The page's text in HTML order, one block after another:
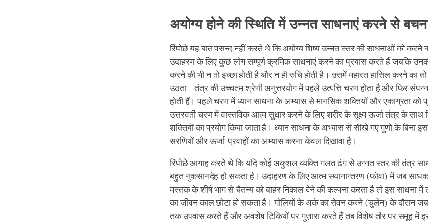
अयोग्य होने की स्थिति में उन्नत साधनाएं करने से
रिंपोछे यह बात पसन्द नहीं करते थे कि अयोग्य शिष्य उन्नत स्तर की साधनाओं को करने
उदाहरण के लिए कुछ लोग सम्पूर्ण क्रमिक साधनाएं करने का प्रयास करते हैं जबकि
करने की भी न तो इच्छा होती है और न ही रुचि होती है। उसमें महारत हासिल करने का तो
उठता। तंत्र की उच्चतम श्रेणी अनुत्तरयोग में पहले उत्पत्ति चरण होता है और फिर
होती हैं। पहले चरण में ध्यान साधना के अभ्यास से मानसिक शक्तियों और एकाग्रता को
उत्तरवर्ती चरण में वास्तविक आत्म सुधार करने के लिए शरीर के सूक्ष्म ऊर्जा तंत्र के साथ
शक्तियों का प्रयोग किया जाता है। ध्यान साधना के अभ्यास से सीखे गए गुणों के बिना
सरणियों और ऊर्जा-प्रवाहों का अभ्यास करना केवल दिखावा है।
रिंपोछे आगाह करते थे कि यदि कोई अकुशल व्यक्ति गलत ढंग से उन्नत स्तर की तंत्र
बहुत नुकसानदेह हो सकता है। उदाहरण के लिए आत्म स्थानान्तरण (फोवा) में जब साधक
मस्तक के शीर्ष भाग से चैतन्य को बाहर निकाल देने की कल्पना करता है तो इस साधना
का जीवन काल छोटा हो सकता है। गोलियों के अर्क का सेवन करने (चुलेन) के दौरान
तक उपवास करते हैं और अवशेष टिकियों पर गुज़ारा करते हैं तब विशेष तौर पर समूह में